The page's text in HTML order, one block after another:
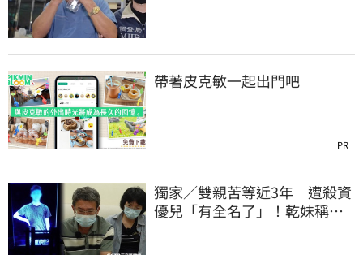
帶著皮克敏一起出門吧
PR
獨家／雙親苦等近3年 遭殺資
優兒「有全名了」！乾妹稱賠